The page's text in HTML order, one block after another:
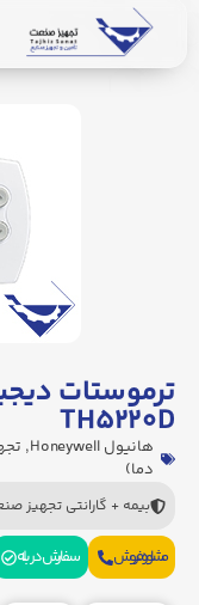
ترموستات
TH۵۲۲۰D
هانیول Honeywell ,
دما)
بیمه + گارانتی تجهیز
مشاوره فروش سفارش در بله